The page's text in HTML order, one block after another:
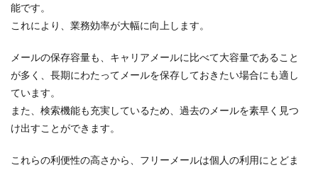
能です。
これにより、業務効率が大幅に向上します。
メールの保存容量も、キャリアメールに比べて大容量であること
が多く、長期にわたってメールを保存しておきたい場合にも適し
ています。
また、検索機能も充実しているため、過去のメールを素早く見つ
け出すことができます。
これらの利便性の高さから、フリーメールは個人の利用にとどま